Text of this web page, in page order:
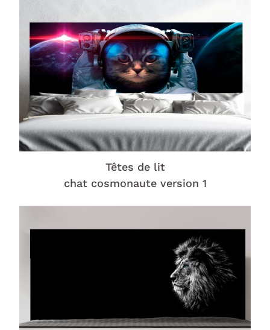
Têtes de lit
chat cosmonaute version 1